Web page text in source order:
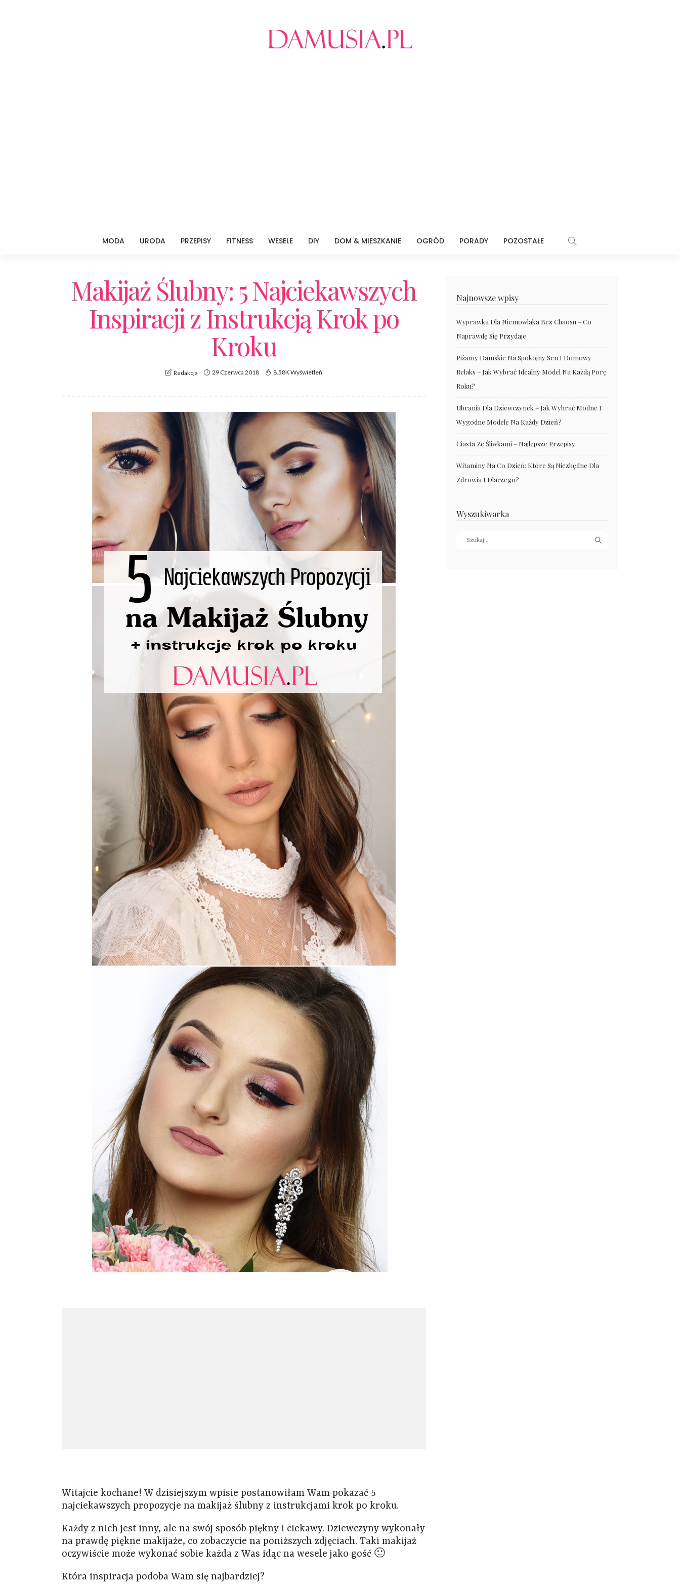
MODA URODA PRZEPISY FITNESS WESELE DIY DOM & MIESZKANIE OGRÓD PORADY POZOSTAŁE
Makijaż Ślubny: 5 Najciekawszych
Inspiracji z Instrukcją Krok po
Kroku
Redakcja 29 Czerwca 2018 8.58K Wyświetleń
Witajcie kochane! W dzisiejszym wpisie postanowiłam Wam pokazać 5
najciekawszych propozycje na makijaż ślubny z instrukcjami krok po kroku.
Każdy z nich jest inny, ale na swój sposób piękny i ciekawy. Dziewczyny wykonały
na prawdę piękne makijaże, co zobaczycie na poniższych zdjęciach. Taki makijaż
oczywiście może wykonać sobie każda z Was idąc na wesele jako gość 🙂
Która inspiracja podoba Wam się najbardziej?
Najnowsze wpisy
Wyprawka Dla Niemowlaka Bez Chaosu – Co
Naprawdę Się Przydaje
Piżamy Damskie Na Spokojny Sen I Domowy
Relaks – Jak Wybrać Idealny Model Na Każdą Porę
Roku?
Ubrania Dla Dziewczynek – Jak Wybrać Modne I
Wygodne Modele Na Każdy Dzień?
Ciasta Ze Śliwkami – Najlepsze Przepisy
Witaminy Na Co Dzień: Które Są Niezbędne Dla
Zdrowia I Dlaczego?
Wyszukiwarka